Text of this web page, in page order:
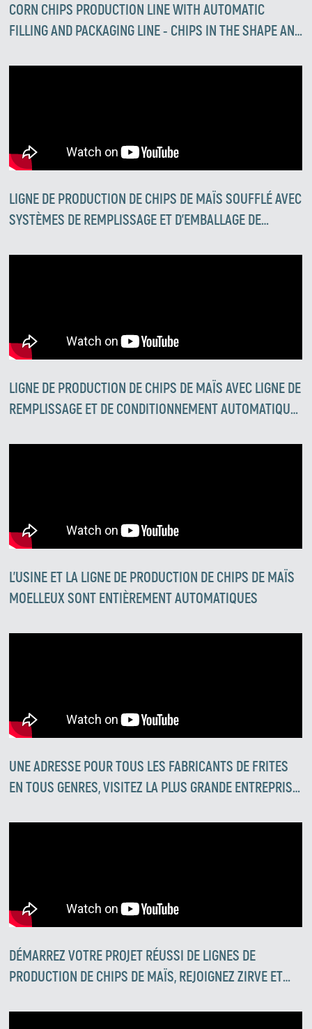
CORN CHIPS PRODUCTION LINE WITH AUTOMATIC
FILLING AND PACKAGING LINE - CHIPS IN THE SHAPE AND
LIGNE DE PRODUCTION DE CHIPS DE MAÏS SOUFFLÉ AVEC
SYSTÈMES DE REMPLISSAGE ET D'EMBALLAGE DE
LIGNE DE PRODUCTION DE CHIPS DE MAÏS AVEC LIGNE DE
REMPLISSAGE ET DE CONDITIONNEMENT AUTOMATIQUE
L'USINE ET LA LIGNE DE PRODUCTION DE CHIPS DE MAÏS
MOELLEUX SONT ENTIÈREMENT AUTOMATIQUES
UNE ADRESSE POUR TOUS LES FABRICANTS DE FRITES
EN TOUS GENRES, VISITEZ LA PLUS GRANDE ENTREPRISE
DÉMARREZ VOTRE PROJET RÉUSSI DE LIGNES DE
PRODUCTION DE CHIPS DE MAÏS, REJOIGNEZ ZIRVE ET